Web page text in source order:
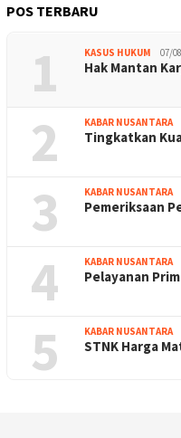
POS TERBARU
1 KASUS HUKUM 07/
Hak Mantan
2 KABAR NUSANTARA
Tingkatkan
3 KABAR NUSANTARA
Pemeriksaan
4 KABAR NUSANTARA
Pelayanan
5 KABAR NUSANTARA
STNK Harga